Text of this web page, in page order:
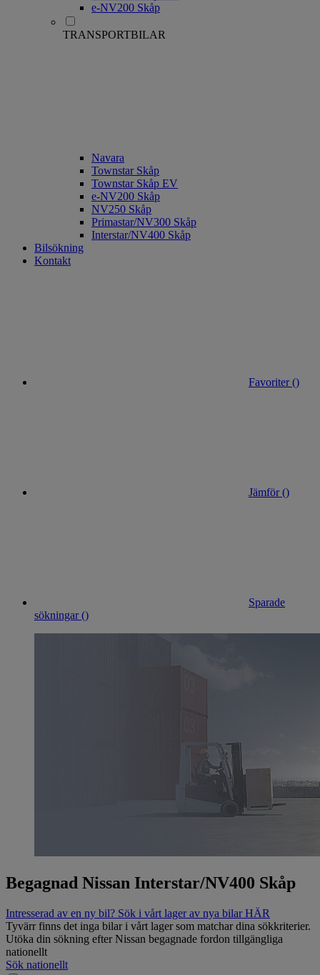
e-NV200 Skåp
TRANSPORTBILAR
Navara
Townstar Skåp
Townstar Skåp EV
e-NV200 Skåp
NV250 Skåp
Primastar/NV300 Skåp
Interstar/NV400 Skåp
Bilsökning
Kontakt
Favoriter ()
Jämför ()
Sparade
sökningar ()
Begagnad Nissan Interstar/NV400 Skåp
Intresserad av en ny bil? Sök i vårt lager av nya bilar HÄR
Tyvärr finns det inga bilar i vårt lager som matchar dina sökkriterier.
Utöka din sökning efter Nissan begagnade fordon tillgängliga
nationellt
Sök nationellt